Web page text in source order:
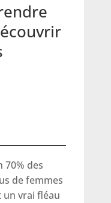
70% des
de femmes
un vrai fléau